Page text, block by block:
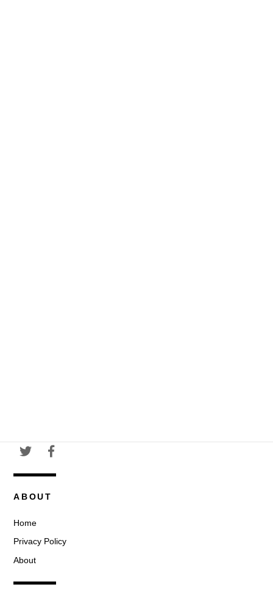
ABOUT
Home
Privacy Policy
About